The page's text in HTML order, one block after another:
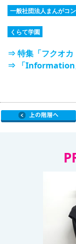
一般社団法人まんがコ
くらて学園
⇒ 特集「フクオカ
⇒ 「Information